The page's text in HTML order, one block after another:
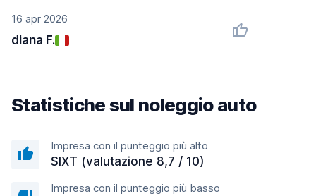
16 apr 2026
diana F.
Statistiche sul noleggio auto
Impresa con il punteggio più alto
SIXT (valutazione 8,7 / 10)
Impresa con il punteggio più basso